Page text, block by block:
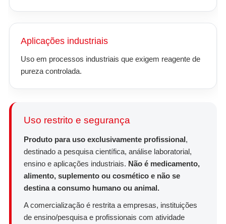
Aplicações industriais
Uso em processos industriais que exigem reagente de
pureza controlada.
Uso restrito e segurança
Produto para uso exclusivamente profissional,
destinado a pesquisa científica, análise laboratorial,
ensino e aplicações industriais. Não é medicamento,
alimento, suplemento ou cosmético e não se
destina a consumo humano ou animal.
A comercialização é restrita a empresas, instituições
de ensino/pesquisa e profissionais com atividade